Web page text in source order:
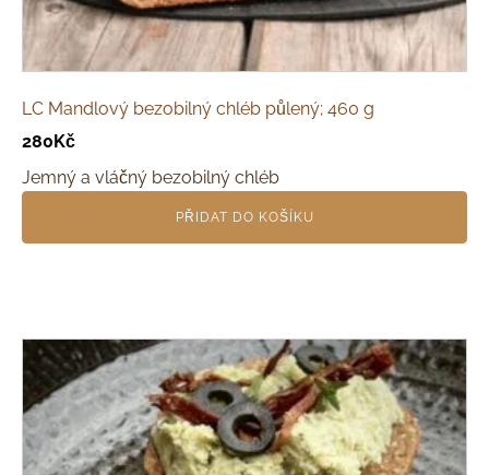
LC Mandlový bezobilný chléb půlený; 460 g
280Kč
Jemný a vláčný bezobilný chléb
PŘIDAT DO KOŠÍKU